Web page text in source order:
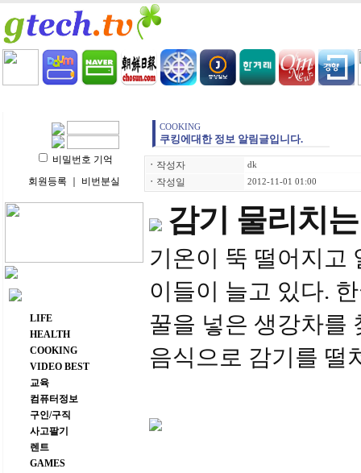
비밀번호 기억
회원등록
비번분실
주요 메뉴
LIFE
HEALTH
COOKING
VIDEO BEST
교육
컴퓨터정보
구인/구직
사고팔기
렌트
GAMES
COOKING
쿠킹에대한 정보 알림글입니다.
ㆍ 작성자 dk
ㆍ 작성일 2012-11-01 01:00
감기 물리치
기온이 뚝 떨어지고
이들이 늘고 있다.
꿀을 넣은 생강차를
음식으로 감기를 떨